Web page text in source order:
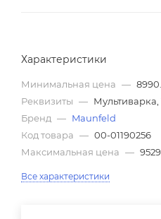
Характеристики
Минимальная цена —
Реквизиты — Мультиварка,
Бренд — Maunfeld
Код товара — 00-01190256
Максимальная цена —
Все характеристики